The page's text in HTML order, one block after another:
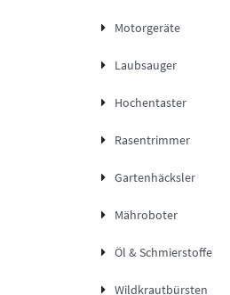
Motorgeräte
Laubsauger
Hochentaster
Rasentrimmer
Gartenhäcksler
Mähroboter
Öl & Schmierstoffe
Wildkrautbürsten